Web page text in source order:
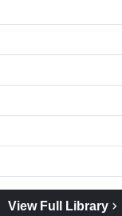
View Full Library chevron_right